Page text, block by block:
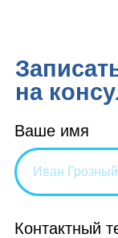
Ваше имя
Контактный
на